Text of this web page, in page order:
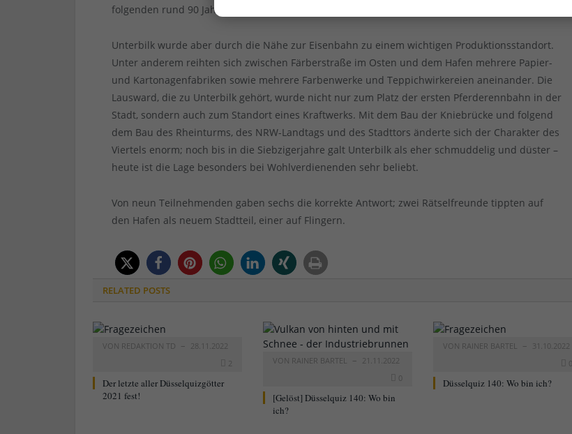
folgenden rund 90 Jahre immer wieder über gewisse Zeiträume.
Unterbilk wurde aber durch die Nähe zur Eisenbahn zu einem wichtigen Produktionsstandort.
Unter anderem reihten sich zwischen Färberstraße im Osten und dem Hafen mehrere Papier-
und Kartonagenfabriken sowie mehrere Farbenwerke und Teppichwirkereien aneinander. Die
Lausward, die zu Unterbilk gehört, wurde nicht nur zum Platz der ersten Pferderennbahn in der
Stadt, sondern auch zum Standort eines Kraftwerks. Mit dem Bau der Kniebrücke und folgend
dem Bau des Rheinturms, des NRW-Landtags und des Stadttors änderte sich der Charakter des
Viertels enorm; noch bis in die Siebzigerjahre galt Unterbilk als eher schmuddelig und düster –
heute ist die Lage besonders bei Wohlverdienenden sehr beliebt.
Von neun Teilnehmenden gaben sechs die korrekte Antwort; zwei Rätselfreunde tippten auf
den Hafen als neuem Stadtteil, einer auf Flingern.
RELATED POSTS
VON REDAKTION TD
28.11.2022
2
Der letzte aller Düsselquizgötter
2021 fest!
VON RAINER BARTEL
21.11.2022
0
[Gelöst] Düsselquiz 140: Wo bin
ich?
VON RAINER BARTEL
31.10.2022
0
Düsselquiz 140: Wo bin ich?